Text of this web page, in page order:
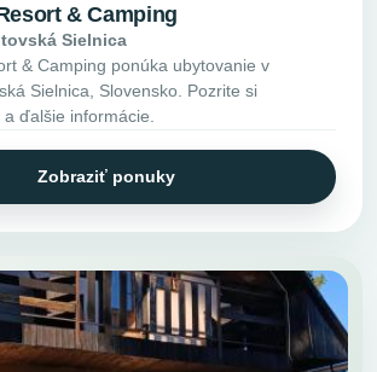
& Camping
Sielnica
& Camping ponúka ubytovanie v
Sielnica, Slovensko. Pozrite si
ďalšie informácie.
Zobraziť ponuky